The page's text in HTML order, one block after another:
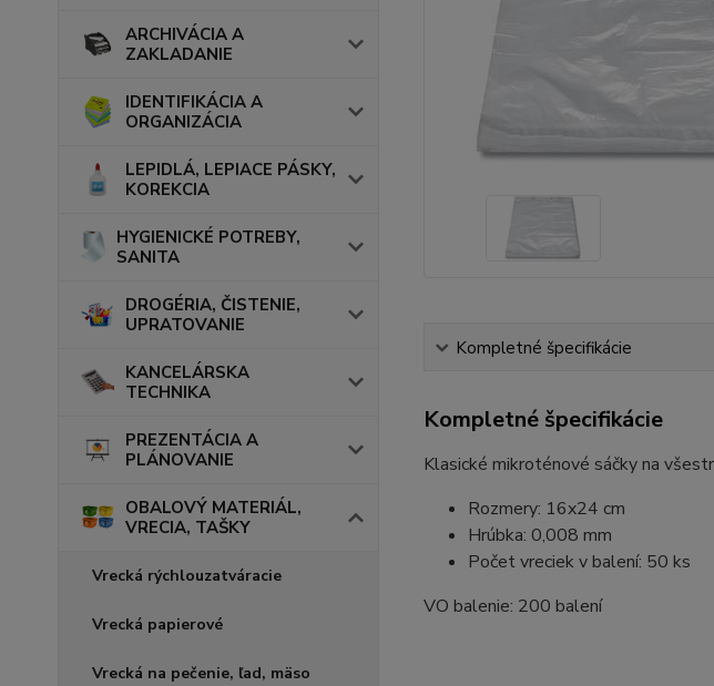
ARCHIVÁCIA A
ZAKLADANIE
IDENTIFIKÁCIA A
ORGANIZÁCIA
LEPIDLÁ, LEPIACE PÁSKY,
KOREKCIA
HYGIENICKÉ POTREBY,
SANITA
DROGÉRIA, ČISTENIE,
UPRATOVANIE
KANCELÁRSKA
TECHNIKA
PREZENTÁCIA A
PLÁNOVANIE
OBALOVÝ MATERIÁL,
VRECIA, TAŠKY
Vrecká rýchlouzatváracie
Vrecká papierové
Vrecká na pečenie, ľad, mäso
Kompletné špecifikácie
Kompletné špecifikácie
Klasické mikroténové sáčky na
Rozmery: 16x24 cm
Hrúbka: 0,008 mm
Počet vreciek v balení: 50 ks
VO balenie: 200 balení